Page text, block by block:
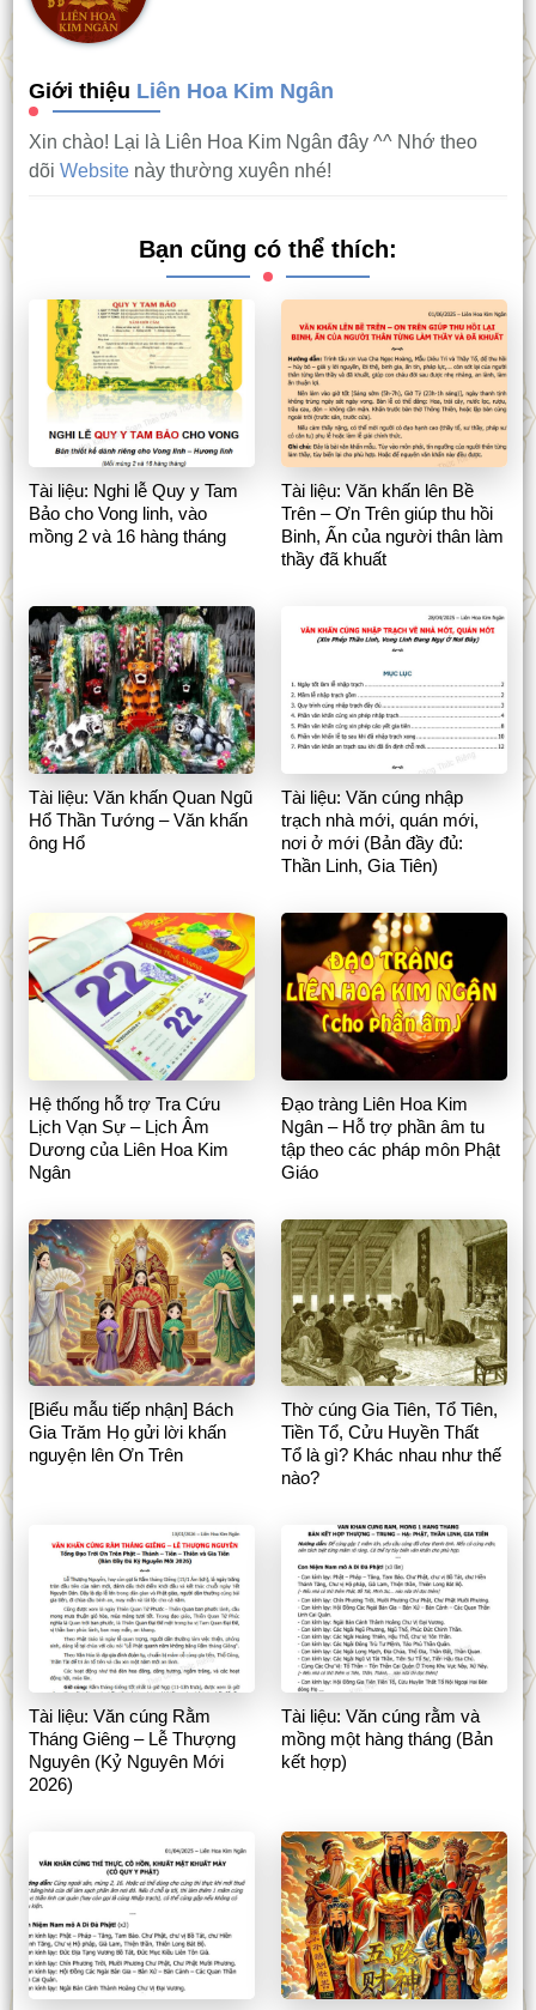
Giới thiệu Liên Hoa Kim Ngân
Xin chào! Lại là Liên Hoa Kim Ngân đây ^^ Nhớ theo
dõi Websitenày thường xuyên nhé!
Bạn cũng có thể thích:
Tài liệu: Nghi lễ Quy y Tam
Bảo cho Vong linh, vào
mồng 2 và 16 hàng tháng
Tài liệu: Văn khấn lên Bề
Trên – Ơn Trên giúp thu hồi
Binh, Ấn của người thân làm
thầy đã khuất
Tài liệu: Văn khấn Quan Ngũ
Hổ Thần Tướng – Văn khấn
ông Hổ
Tài liệu: Văn cúng nhập
trạch nhà mới, quán mới,
nơi ở mới (Bản đầy đủ:
Thần Linh, Gia Tiên)
Hệ thống hỗ trợ Tra Cứu
Lịch Vạn Sự – Lịch Âm
Dương của Liên Hoa Kim
Ngân
Đạo tràng Liên Hoa Kim
Ngân – Hỗ trợ phần âm tu
tập theo các pháp môn Phật
Giáo
[Biểu mẫu tiếp nhận] Bách
Gia Trăm Họ gửi lời khấn
nguyện lên Ơn Trên
Thờ cúng Gia Tiên, Tổ Tiên,
Tiền Tổ, Cửu Huyền Thất
Tổ là gì? Khác nhau như thế
nào?
Tài liệu: Văn cúng Rằm
Tháng Giêng – Lễ Thượng
Nguyên (Kỷ Nguyên Mới
2026)
Tài liệu: Văn cúng rằm và
mồng một hàng tháng (Bản
kết hợp)